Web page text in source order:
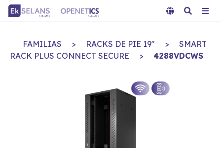
FAMILIAS > RACKS DE PIE 19" >
SMART
RACK PLUS CONNECT SECURE
> 4288VDCWS